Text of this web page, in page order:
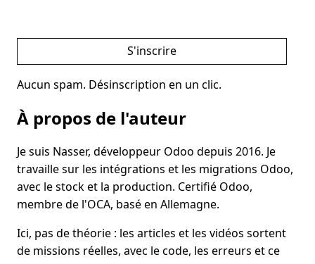
S'inscrire
Aucun spam. Désinscription en un clic.
À propos de l'auteur
Je suis Nasser, développeur Odoo depuis 2016. Je
travaille sur les intégrations et les migrations Odoo,
avec le stock et la production. Certifié Odoo,
membre de l'OCA, basé en Allemagne.
Ici, pas de théorie : les articles et les vidéos sortent
de missions réelles, avec le code, les erreurs et ce